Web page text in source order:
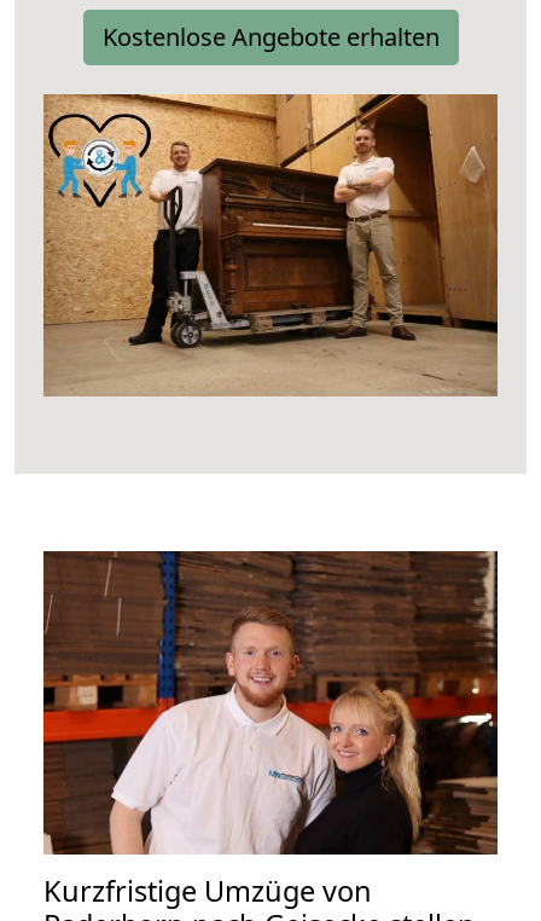
Kostenlose Angebote erhalten
Kurzfristige Umzüge von